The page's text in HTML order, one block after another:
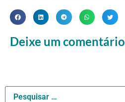
Deixe um comentário